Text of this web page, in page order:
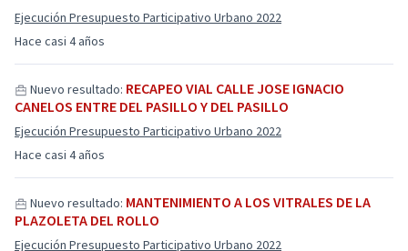
Hace casi 4 años
Ejecución Presupuesto Participativo Urbano 2022
Hace casi 4 años
Nuevo resultado: RECAPEO VIAL CALLE JOSE IGNACIO
CANELOS ENTRE DEL PASILLO Y DEL PASILLO
Ejecución Presupuesto Participativo Urbano 2022
Nuevo resultado: MANTENIMIENTO A LOS VITRALES DE LA
PLAZOLETA DEL ROLLO
Ejecución Presupuesto Participativo Urbano 2022